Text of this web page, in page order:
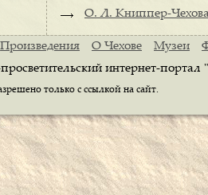
О. Л. Книппер-
Произведения О Чехове Музеи
интернет-
только с ссылкой на сайт.